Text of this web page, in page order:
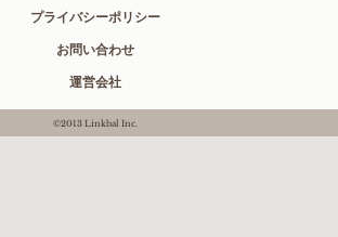
プライバシーポリシー
お問い合わせ
運営会社
©2013 Linkbal Inc.